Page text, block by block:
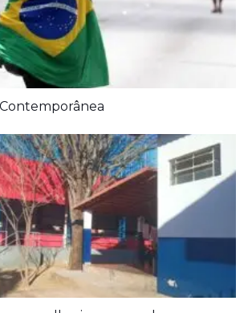
melhorias em escolas
acampamento após acordo